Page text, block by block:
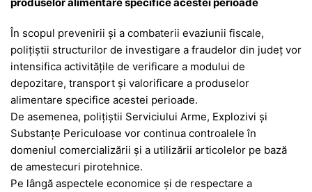
În scopul prevenirii şi a combaterii evaziunii fiscale,
poliţiştii structurilor de investigare a fraudelor din judeţ vor
intensifica activităţile de verificare a modului de
depozitare, transport și valorificare a produselor
alimentare specifice acestei perioade.
De asemenea, poliţiştii Serviciului Arme, Explozivi şi
Substanţe Periculoase vor continua controalele în
domeniul comercializării și a utilizării articolelor pe bază
de amestecuri pirotehnice.
Pe lângă aspectele economice și de respectare a